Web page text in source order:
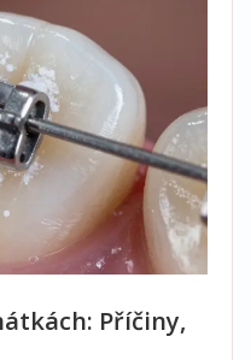
Příčiny,